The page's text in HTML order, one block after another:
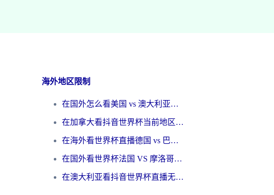
海外地区限制
在国外怎么看美国 vs 澳大利亚世界杯直播？海外党必藏的中文解说观赛指南
在加拿大看抖音世界杯当前地区不可播放？海外党体育观赛终极指南
在海外看世界杯直播德国 vs 巴拉圭当前IP受限制？这篇指南帮你轻松解决地区限制
在国外看世界杯法国 VS 摩洛哥仅限中国大陆？别让地域限制拦下你的欢呼
在澳大利亚看抖音世界杯直播无法播放？海外党体育观赛终极指南来了！